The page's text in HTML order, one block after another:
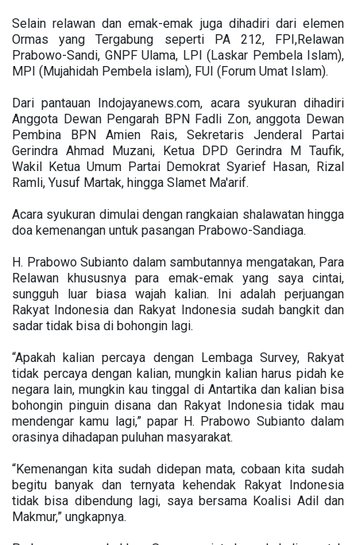
Selain relawan dan emak-emak juga dihadiri dari elemen
Ormas yang Tergabung seperti PA 212, FPI,Relawan
Prabowo-Sandi, GNPF Ulama, LPI (Laskar Pembela Islam),
MPI (Mujahidah Pembela islam), FUI (Forum Umat Islam).
Dari pantauan Indojayanews.com, acara syukuran dihadiri
Anggota Dewan Pengarah BPN Fadli Zon, anggota Dewan
Pembina BPN Amien Rais, Sekretaris Jenderal Partai
Gerindra Ahmad Muzani, Ketua DPD Gerindra M Taufik,
Wakil Ketua Umum Partai Demokrat Syarief Hasan, Rizal
Ramli, Yusuf Martak, hingga Slamet Ma'arif.
Acara syukuran dimulai dengan rangkaian shalawatan hingga
doa kemenangan untuk pasangan Prabowo-Sandiaga.
H. Prabowo Subianto dalam sambutannya mengatakan, Para
Relawan khususnya para emak-emak yang saya cintai,
sungguh luar biasa wajah kalian. Ini adalah perjuangan
Rakyat Indonesia dan Rakyat Indonesia sudah bangkit dan
sadar tidak bisa di bohongin lagi.
“Apakah kalian percaya dengan Lembaga Survey, Rakyat
tidak percaya dengan kalian, mungkin kalian harus pidah ke
negara lain, mungkin kau tinggal di Antartika dan kalian bisa
bohongin pinguin disana dan Rakyat Indonesia tidak mau
mendengar kamu lagi,” papar H. Prabowo Subianto dalam
orasinya dihadapan puluhan masyarakat.
“Kemenangan kita sudah didepan mata, cobaan kita sudah
begitu banyak dan ternyata kehendak Rakyat Indonesia
tidak bisa dibendung lagi, saya bersama Koalisi Adil dan
Makmur,” ungkapnya.